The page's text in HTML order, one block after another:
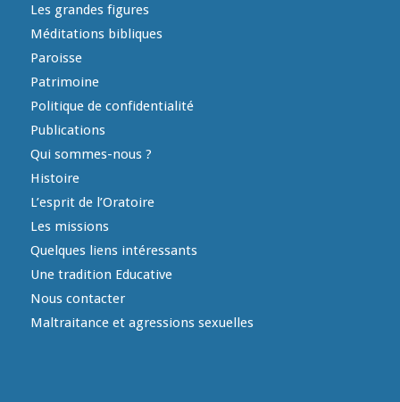
Les grandes figures
Méditations bibliques
Paroisse
Patrimoine
Politique de confidentialité
Publications
Qui sommes-nous ?
Histoire
L’esprit de l’Oratoire
Les missions
Quelques liens intéressants
Une tradition Educative
Nous contacter
Maltraitance et agressions sexuelles